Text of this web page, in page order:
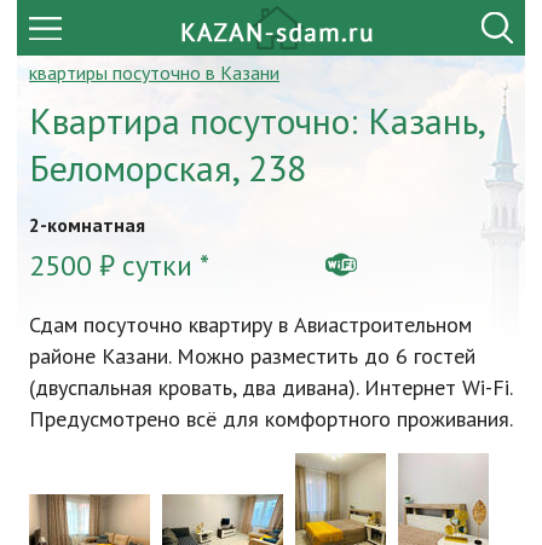
квартиры посуточно в Казани
Квартира посуточно: Казань,
Беломорская, 238
2-комнатная
2500 ₽ сутки *
Сдам посуточно квартиру в Авиастроительном
районе Казани. Можно разместить до 6 гостей
(двуспальная кровать, два дивана). Интернет Wi-Fi.
Предусмотрено всё для комфортного проживания.